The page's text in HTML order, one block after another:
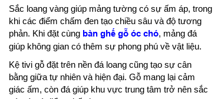
Sắc loang vàng giúp mảng tường có sự ấm áp, trong
khi các điểm chấm đen tạo chiều sâu và độ tương
phản. Khi đặt cùng bàn ghế gỗ óc chó, mảng đá
giúp không gian có thêm sự phong phú về vật liệu.
Kệ tivi gỗ đặt trên nền đá loang cũng tạo sự cân
bằng giữa tự nhiên và hiện đại. Gỗ mang lại cảm
giác ấm, còn đá giúp khu vực trung tâm trở nên sắc